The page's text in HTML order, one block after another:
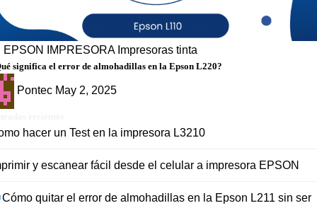
EPSON IMPRESORA Impresoras tinta
significa el error de almohadillas en la Epson L220?
Pontec May 2, 2025
hacer un Test en la impresora L3210
y escanear fácil desde el celular a impresora EPSON
Cómo quitar el error de almohadillas en la Epson L211 sin ser